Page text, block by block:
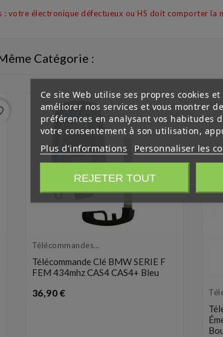
votre électronique défectueux ou HS doit comporter la
Catégorie :
Télécommandes
Télécommande Clé BMW SERIE F
FEM 434mhz CAS4 CAS4+ Bleu
36,90 €Prix
favorite_border
EN
Ce site Web utilise ses propres cookies
améliorer nos services et vous montrer
préférences en analysant vos habitudes
votre consentement à son utilisation,
Plus d'informations Personnaliser les
REJETER TOUT